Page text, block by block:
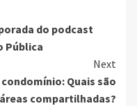
do podcast
Pública
Next
Quais são
compartilhadas?